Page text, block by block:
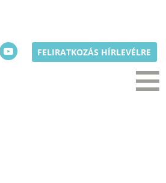
FELIRATKOZÁS HÍRLEVÉLRE
≡